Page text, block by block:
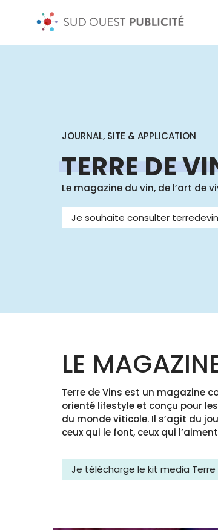
JOURNAL, SITE & APPLICATION
TERRE DE
Le magazine du vin, de l’art de
Je souhaite consulter
LE
Terre de Vins est un magazine
orienté lifestyle et conçu pour
du monde viticole. Il s’agit du
ceux qui le font, ceux qui
Je télécharge le kit media Terre